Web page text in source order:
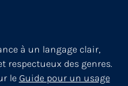
à un langage clair,
respectueux des genres.
le Guide pour un usage